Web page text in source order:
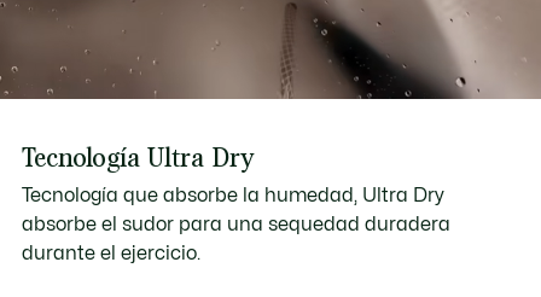
Tecnología Ultra Dry
Tecnología que absorbe la humedad, Ultra Dry
absorbe el sudor para una sequedad duradera
durante el ejercicio.